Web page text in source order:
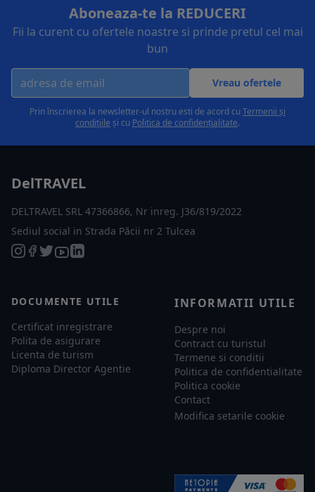
Aboneaza-te la REDUCERI
Fii la curent cu ofertele noastre si prinde pretul cel mai
bun
Vreau ofertele
Prin înscrierea la newsletter-ul nostru esti de acord cuTermenii și
condițiile și cu Politica de confidențialitate.
DelTRAVEL
DELTRAVEL SRL 47366866, Nr inreg. J36/819/2022
Sediul social in Strada Păcii nr 2 Tulcea
DOCUMENTE UTILE
Certificat inregistrare
Polita de asigurare
Licenta de turism
Diploma Director Agentie
INFORMATII UTILE
Despre noi
Contract cu turistul
Termene si conditii
Politica de confidentialitate
Politica cookie
Contact
Modifica setarile cookie